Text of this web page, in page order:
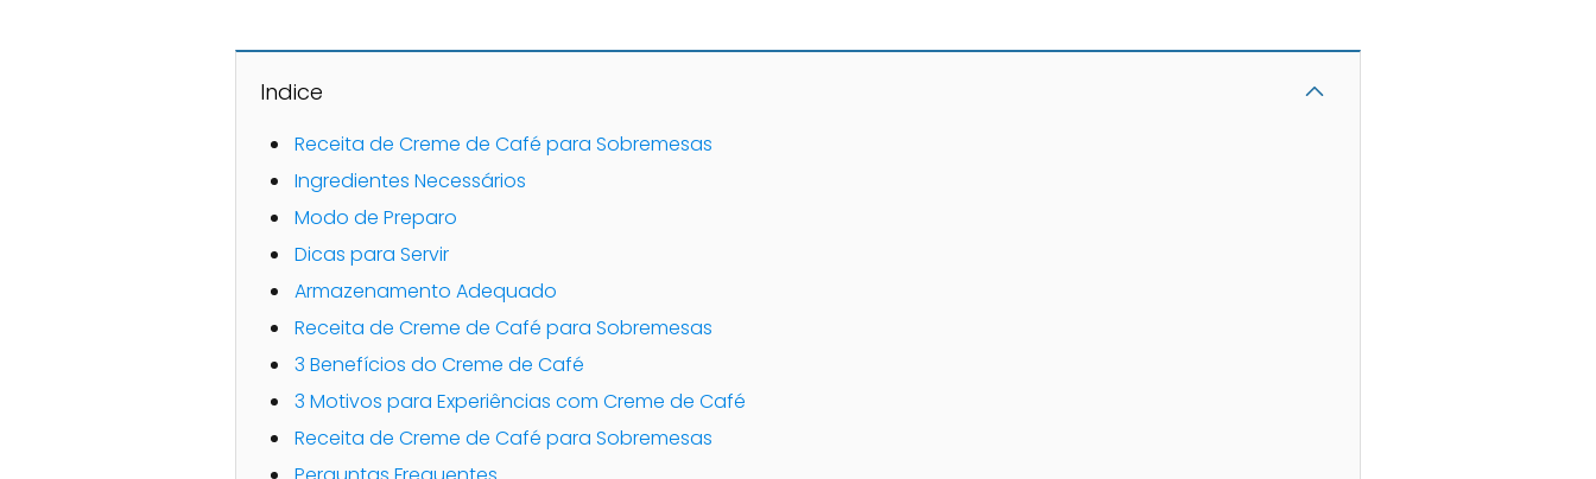
Indice
Receita de Creme de Café para Sobremesas
Ingredientes Necessários
Modo de Preparo
Dicas para Servir
Armazenamento Adequado
Receita de Creme de Café para Sobremesas
3 Benefícios do Creme de Café
3 Motivos para Experiências com Creme de Café
Receita de Creme de Café para Sobremesas